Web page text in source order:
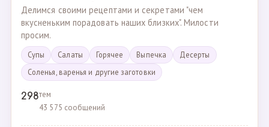
Делимся своими рецептами и секретами "чем
вкусненьким порадовать наших близких". Милости
просим.
Супы Cалаты Горячее Выпечка
Десерты
Соленья, варенья и другие заготовки
298тем
43 575 сообщений